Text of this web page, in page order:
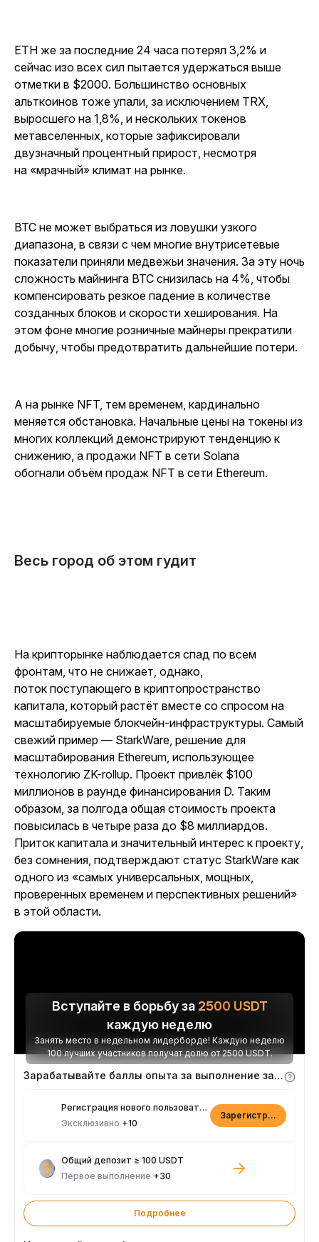
ETH же за последние 24 часа потерял 3,2% и
сейчас изо всех сил пытается удержаться выше
отметки в $2000. Большинство основных
альткоинов тоже упали, за исключением TRX,
выросшего на 1,8%, и нескольких токенов
метавселенных, которые зафиксировали
двузначный процентный прирост, несмотря
на «мрачный» климат на рынке.
BTC не может выбраться из ловушки узкого
диапазона, в связи с чем многие внутрисетевые
показатели приняли медвежьи значения. За эту ночь
сложность майнинга BTC снизилась на 4%, чтобы
компенсировать резкое падение в количестве
созданных блоков и скорости хеширования. На
этом фоне многие розничные майнеры прекратили
добычу, чтобы предотвратить дальнейшие потери.
А на рынке NFT, тем временем, кардинально
меняется обстановка. Начальные цены на токены из
многих коллекций демонстрируют тенденцию к
снижению, а продажи NFT в сети Solana
обогнали объём продаж NFT в сети Ethereum.
Весь город об этом гудит
На крипторынке наблюдается спад по всем
фронтам, что не снижает, однако,
поток поступающего в криптопространство
капитала, который растёт вместе со спросом на
масштабируемые блокчейн-инфраструктуры. Самый
свежий пример — StarkWare, решение для
масштабирования Ethereum, использующее
технологию ZK-rollup. Проект привлёк $100
миллионов в раунде финансирования D. Таким
образом, за полгода общая стоимость проекта
повысилась в четыре раза до $8 миллиардов.
Приток капитала и значительный интерес к проекту,
без сомнения, подтверждают статус StarkWare как
одного из «самых универсальных, мощных,
проверенных временем и перспективных решений»
в этой области.
Вступайте в борьбу за 2500 USDT
каждую неделю
Занять место в недельном лидерборде! Каждую неделю
100 лучших участников получат долю от 2500 USDT.
Зарабатывайте баллы опыта за выполнение заданий
Регистрация нового пользователя
Эксклюзивно +10
Зарегистрироваться
Общий депозит ≥ 100 USDT
Первое выполнение +30
Подробнее